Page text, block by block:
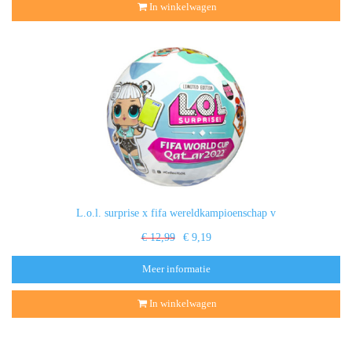
In winkelwagen
L.o.l. surprise x fifa wereldkampioenschap v
€ 12,99 € 9,19
Meer informatie
In winkelwagen